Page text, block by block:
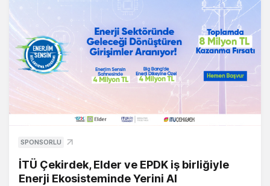
SPONSORLU
İTÜ Çekirdek, Elder ve EPDK iş birliğiyle
Enerji Ekosisteminde Yerini Al